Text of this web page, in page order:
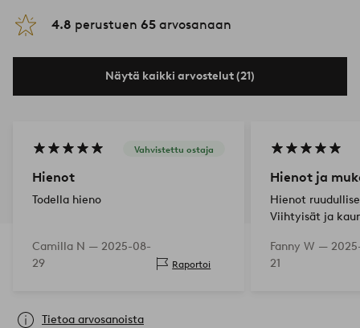
4.8 perustuen 65 arvosanaan
Näytä kaikki arvostelut (21)
Vahvistettu ostaja
Hienot
Todella hieno
Camilla N — 2025-08-
29
Raportoi
Hienot ja
Hienot
Viihtyisät ja
Fanny W —
21
Tietoa arvosanoista